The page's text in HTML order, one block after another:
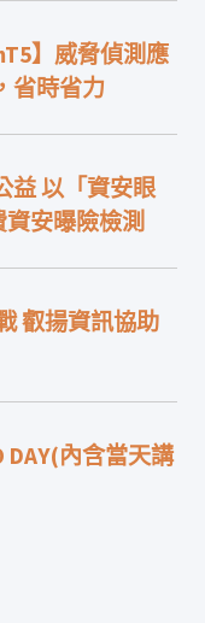
】威脅偵測應
省時省力
益 以「資安眼
安曝險檢測
叡揚資訊協助
DAY(內含當天講